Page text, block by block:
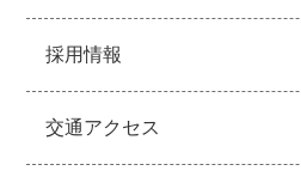
採用情報
交通アクセス